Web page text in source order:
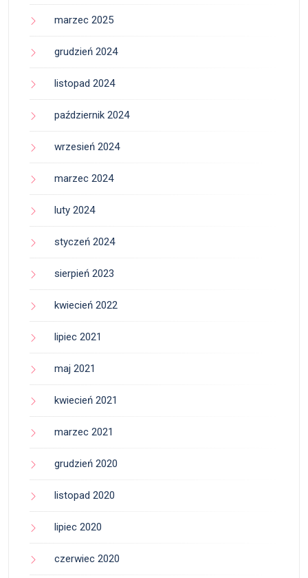
marzec 2025
grudzień 2024
listopad 2024
październik 2024
wrzesień 2024
marzec 2024
luty 2024
styczeń 2024
sierpień 2023
kwiecień 2022
lipiec 2021
maj 2021
kwiecień 2021
marzec 2021
grudzień 2020
listopad 2020
lipiec 2020
czerwiec 2020